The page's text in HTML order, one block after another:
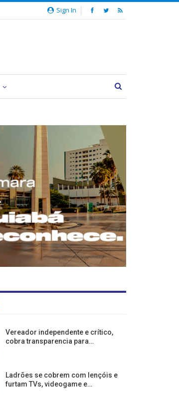
Sign In
Vereador independente e crítico,
cobra transparencia para…
Ladrões se cobrem com lençóis e
furtam TVs, videogame e…